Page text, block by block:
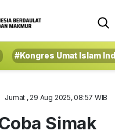
#Kongres Umat Islam
Jumat , 29 Aug 2025, 08:57 WIB
Simak